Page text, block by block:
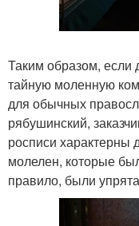
Таким образом, если
тайную моленную
для обычных
рябушинский,
росписи характерны
молелен, которые
правило, были